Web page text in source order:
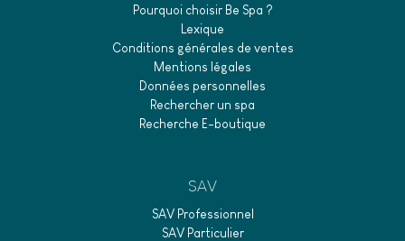
Pourquoi choisir Be Spa ?
Lexique
Conditions générales de ventes
Mentions légales
Données personnelles
Rechercher un spa
Recherche E-boutique
SAV
SAV Professionnel
SAV Particulier